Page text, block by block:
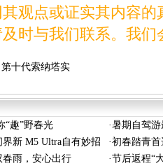
观点或证实其内容
时与我们联系。我
十代索纳塔实
“趣”野春光 ·暑期自驾
能还在线
新 M5 Ultra自有妙招 ·初春踏青
行新体验
雨，安心出行 ·节后返程“